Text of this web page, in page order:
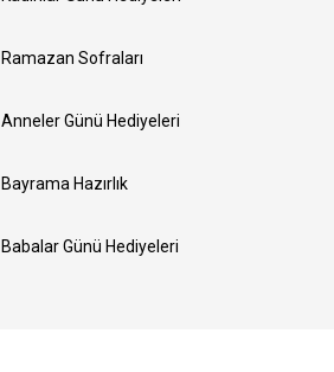
Ramazan Sofraları
Anneler Günü Hediyeleri
Bayrama Hazırlık
Babalar Günü Hediyeleri